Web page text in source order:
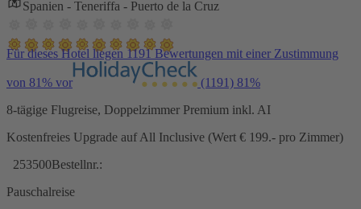
Spanien - Teneriffa - Puerto de la Cruz
Für dieses Hotel liegen 1191 Bewertungen mit einer Zustimmung
von 81% vor (1191) 81%
8-tägige Flugreise, Doppelzimmer Premium inkl. AI
Kostenfreies Upgrade auf All Inclusive (Wert € 199.- pro Zimmer)
253500Bestellnr.:
Pauschalreise